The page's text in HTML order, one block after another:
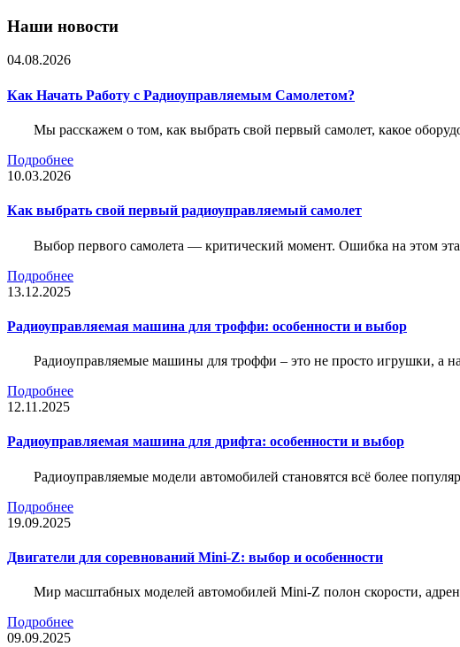
Наши новости
04.08.2026
Как Начать Работу с Радиоуправляемым Самолетом?
Мы расскажем о том, как выбрать свой первый самолет, какое
Подробнее
10.03.2026
Как выбрать свой первый радиоуправляемый самолет
Выбор первого самолета — критический момент. Ошибка на этом
Подробнее
13.12.2025
Радиоуправляемая машина для троффи: особенности и выбор
Радиоуправляемые машины для троффи – это не просто игрушки, а
Подробнее
12.11.2025
Радиоуправляемая машина для дрифта: особенности и выбор
Радиоуправляемые модели автомобилей становятся всё более
Подробнее
19.09.2025
Двигатели для соревнований Mini-Z: выбор и особенности
Мир масштабных моделей автомобилей Mini-Z полон скорости,
Подробнее
09.09.2025